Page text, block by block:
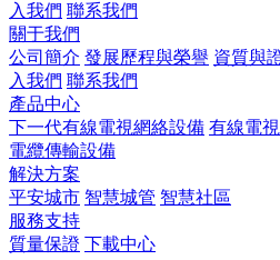
入我們 聯系我們
關于我們
公司簡介 發展歷程與榮譽 資質與
入我們 聯系我們
產品中心
下一代有線電視網絡設備 有線電
電纜傳輸設備
解決方案
平安城市 智慧城管 智慧社區
服務支持
質量保證 下載中心